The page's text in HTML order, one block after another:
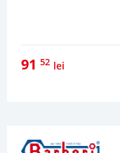
91 52 lei